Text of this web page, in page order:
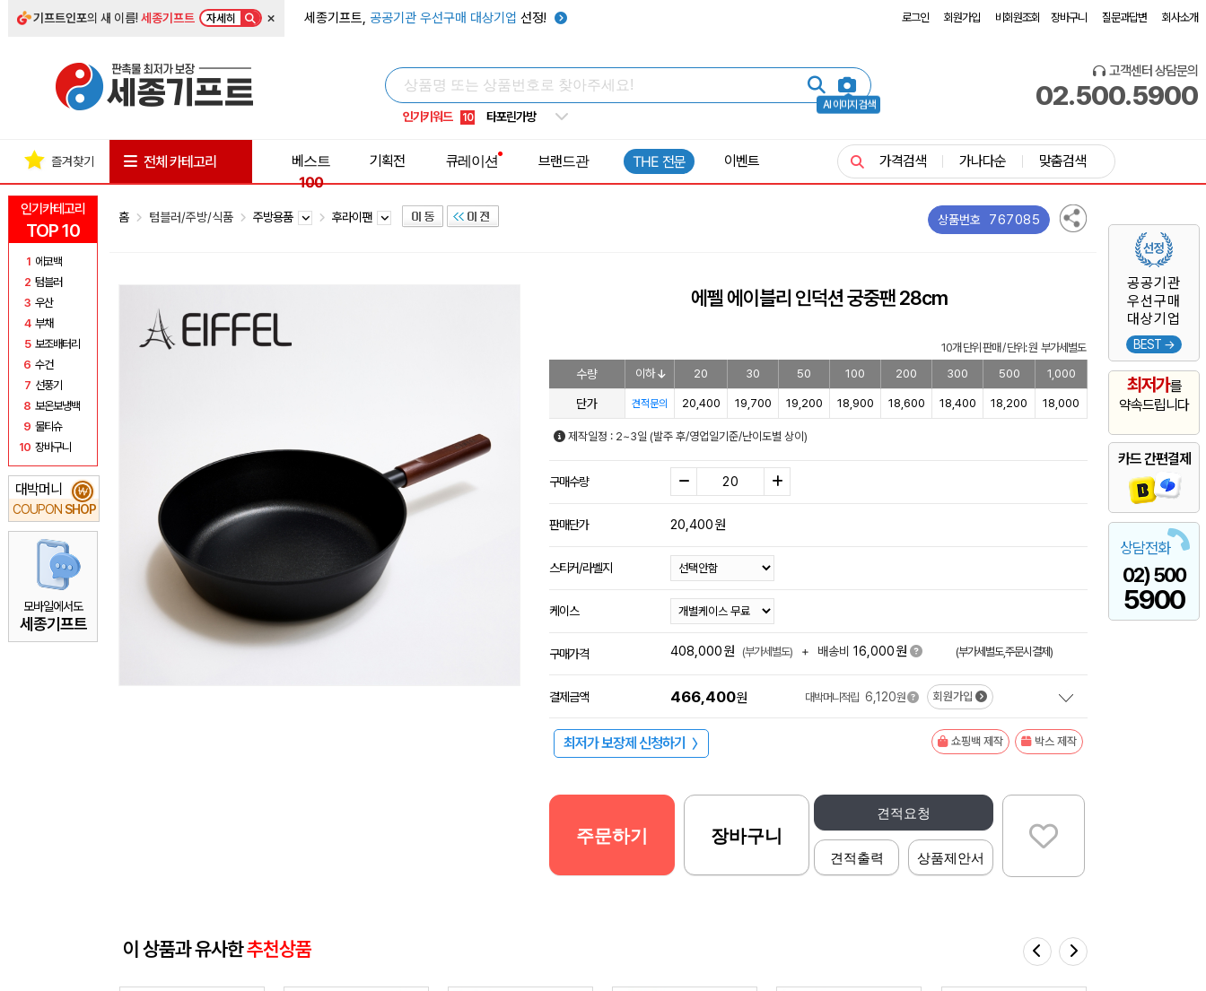
기프트인포의 새 이름!세종기프트 자세히 × 세종기프트, 공공기관 우선구매 대상기업 선정! 로그인 회원가입 비회원조회 장바구니 질문과답변 회사소개
AI 이미지 검색
인기키워드
7 텀블러
10 타포린가방
1 선풍기
고객센터 상담문의
02.500.5900
인기카테고리
TOP 10
1 에코백
2 텀블러
3 우산
4 부채
5 보조배터리
6 수건
7 선풍기
8 보온보냉백
9 물티슈
10 장바구니
대박머니
COUPON SHOP
₩
모바일에서도
세종기프트
공공기관
우선구매
대상기업
BEST →
최저가를
약속드립니다
카드 간편결제
상담전화
02) 500
5900
즐겨찾기 전체 카테고리
베스트
100
기획전 큐레이션 브랜드관 THE 전문 이벤트 가격검색 가나다순 맞춤검색
홈 텀블러/주방/식품 주방용품 후라이팬 상품번호 767085
에펠 에이블리 인덕션 궁중팬 28cm
10개 단위 판매 / 단위: 원 부가세별도
수량 이하 20 30 50 100 200 300 500 1,000
단가 견적문의 20,400 19,700 19,200 18,900 18,600 18,400 18,200 18,000
제작일정 : 2~3일 (발주 후/영업일기준/난이도별 상이)
구매수량
판매단가 20,400원
스티커/라벨지
케이스
구매가격 408,000원 (부가세별도) + 배송비 16,000원 (부가세별도,주문시결제)
결제금액 466,400원 대박머니적립 6,120원 회원가입
최저가 보장제 신청하기 〉 쇼핑백 제작 박스 제작
견적요청
견적출력 상품제안서
주문하기 장바구니
이 상품과 유사한추천상품